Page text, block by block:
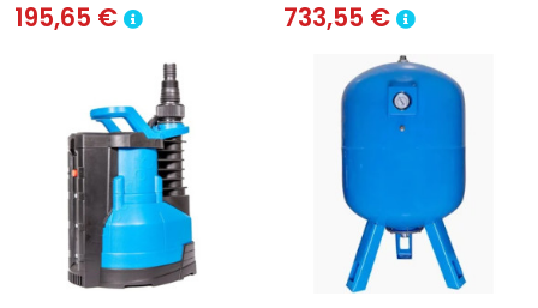
195,65 € 733,55 €